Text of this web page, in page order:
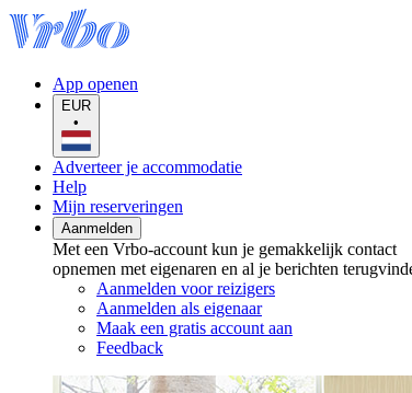
App openen
EUR
•
Adverteer je accommodatie
Help
Mijn reserveringen
Aanmelden
Met een Vrbo-account kun je gemakkelijk contact
opnemen met eigenaren en al je berichten
Aanmelden voor reizigers
Aanmelden als eigenaar
Maak een gratis account aan
Feedback